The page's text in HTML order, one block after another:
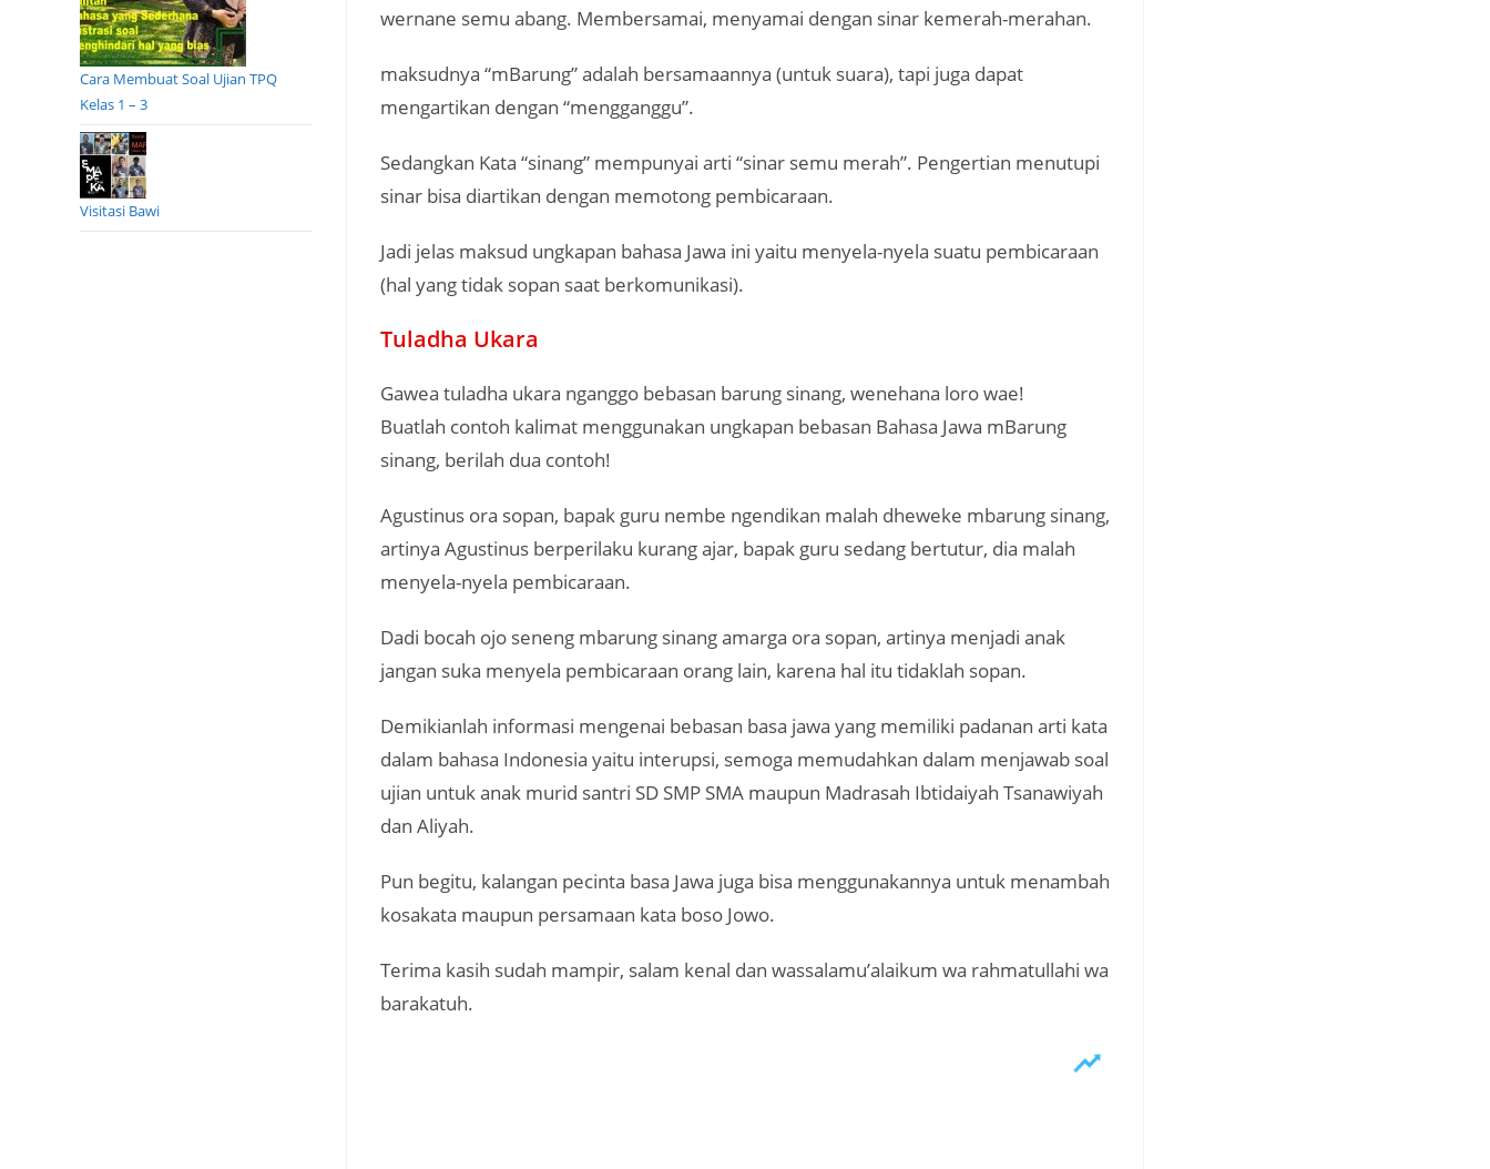
wernane semu abang. Membersamai, menyamai dengan sinar kemerah-merahan.
maksudnya “mBarung” adalah bersamaannya (untuk suara), tapi juga dapat
mengartikan dengan “mengganggu”.
Sedangkan Kata “sinang” mempunyai arti “sinar semu merah”. Pengertian menutupi
sinar bisa diartikan dengan memotong pembicaraan.
Jadi jelas maksud ungkapan bahasa Jawa ini yaitu menyela-nyela suatu pembicaraan
(hal yang tidak sopan saat berkomunikasi).
Tuladha Ukara
Gawea tuladha ukara nganggo bebasan barung sinang, wenehana loro wae!
Buatlah contoh kalimat menggunakan ungkapan bebasan Bahasa Jawa mBarung
sinang, berilah dua contoh!
Agustinus ora sopan, bapak guru nembe ngendikan malah dheweke mbarung sinang,
artinya Agustinus berperilaku kurang ajar, bapak guru sedang bertutur, dia malah
menyela-nyela pembicaraan.
Dadi bocah ojo seneng mbarung sinang amarga ora sopan, artinya menjadi anak
jangan suka menyela pembicaraan orang lain, karena hal itu tidaklah sopan.
Demikianlah informasi mengenai bebasan basa jawa yang memiliki padanan arti kata
dalam bahasa Indonesia yaitu interupsi, semoga memudahkan dalam menjawab soal
ujian untuk anak murid santri SD SMP SMA maupun Madrasah Ibtidaiyah Tsanawiyah
dan Aliyah.
Pun begitu, kalangan pecinta basa Jawa juga bisa menggunakannya untuk menambah
kosakata maupun persamaan kata boso Jowo.
Terima kasih sudah mampir, salam kenal dan wassalamu’alaikum wa rahmatullahi wa
barakatuh.
Cara Membuat Soal Ujian TPQ
Kelas 1 – 3
Visitasi Bawi